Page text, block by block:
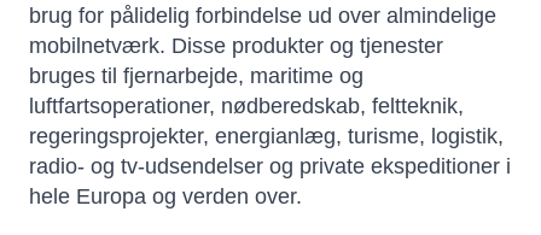
brug for pålidelig forbindelse ud over almindelige
mobilnetværk. Disse produkter og tjenester
bruges til fjernarbejde, maritime og
luftfartsoperationer, nødberedskab, feltteknik,
regeringsprojekter, energianlæg, turisme, logistik,
radio- og tv-udsendelser og private ekspeditioner i
hele Europa og verden over.